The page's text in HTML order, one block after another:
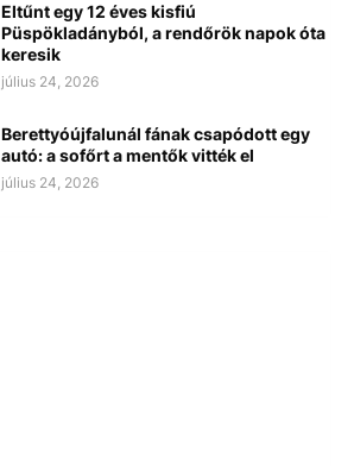
Eltűnt egy 12 éves kisfiú
Püspökladányból, a rendőrök napok óta
keresik
július 24, 2026
Berettyóújfalunál fának csapódott egy
autó: a sofőrt a mentők vitték el
július 24, 2026